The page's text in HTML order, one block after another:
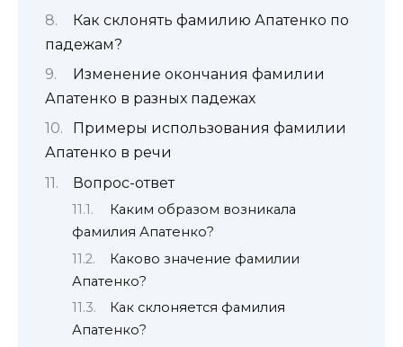
Как склонять фамилию Апатенко по
падежам?
Изменение окончания фамилии
Апатенко в разных падежах
Примеры использования фамилии
Апатенко в речи
Вопрос-ответ
Каким образом возникала
фамилия Апатенко?
Каково значение фамилии
Апатенко?
Как склоняется фамилия
Апатенко?